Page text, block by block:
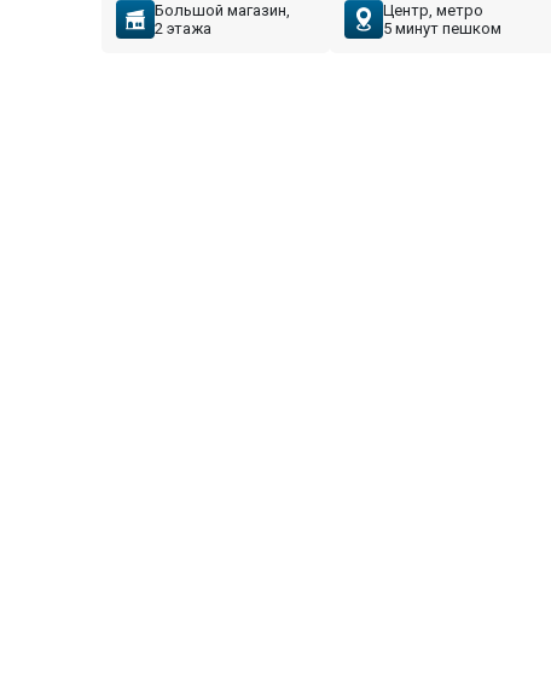
Большой магазин,
2 этажа
Центр, метро
5 минут пешком